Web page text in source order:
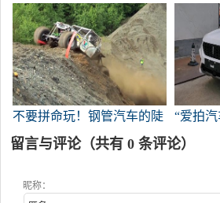
当然！
不要拼命玩！钢管汽车的陡
坡
“爱拍
相
留言与评论（共有 0 条评论）
昵称：